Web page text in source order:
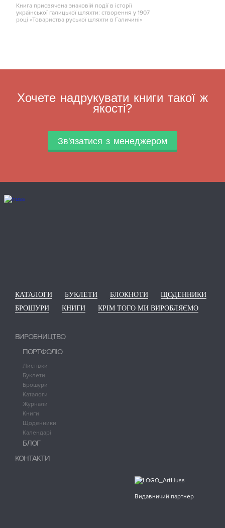
Книга присвячена знаковій події в історії
української галицької шляхти: створення у 1907
році «Товариства руської шляхти в Галичині»
Хочете надрукувати книги такої ж
якості?
Зв'язатися з менеджером
КАТАЛОГИ БУКЛЕТИ БЛОКНОТИ
ЩОДЕННИКИ
БРОШУРИ
КНИГИ КРІМ ТОГО МИ ВИРОБЛЯЄМО
ВИРОБНИЦТВО
ПОРТФОЛІО
Листівки
Буклети
Брошури
Каталоги
Журнали
Книги
Щоденники
Календарі
БЛОГ
КОНТАКТИ
Видавничий партнер